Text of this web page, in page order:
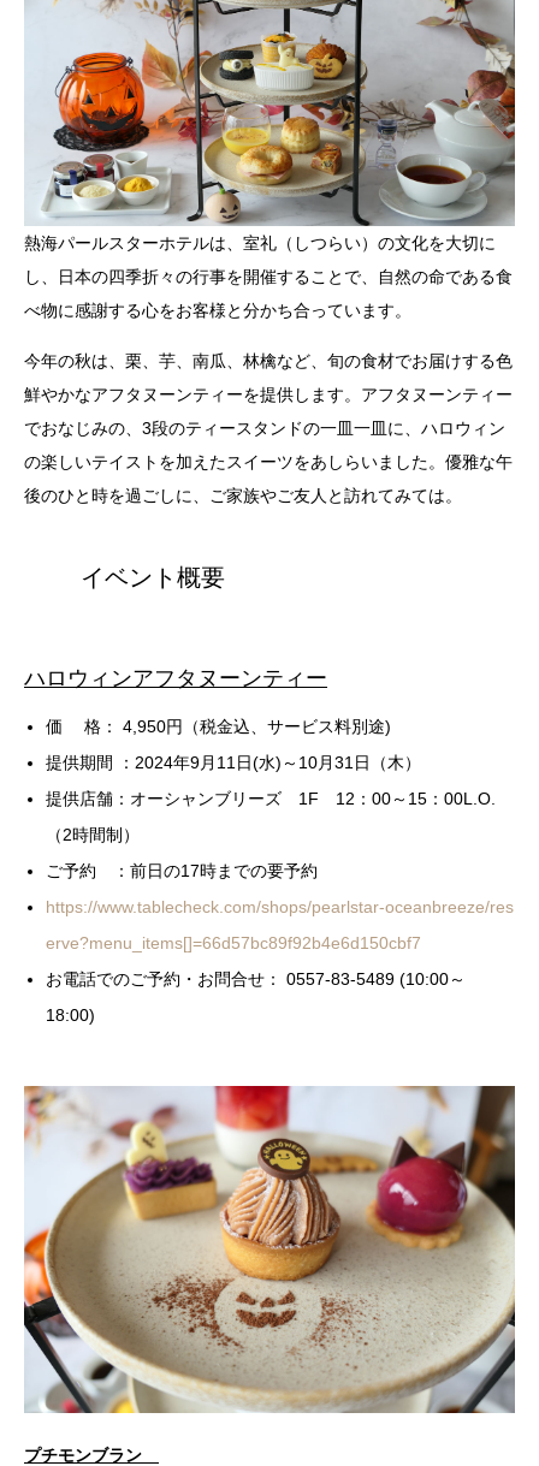
熱海パールスターホテルは、室礼（しつらい）の文化を大切に
し、日本の四季折々の行事を開催することで、自然の命である食
べ物に感謝する心をお客様と分かち合っています。
今年の秋は、栗、芋、南瓜、林檎など、旬の食材でお届けする色
鮮やかなアフタヌーンティーを提供します。アフタヌーンティー
でおなじみの、3段のティースタンドの一皿一皿に、ハロウィン
の楽しいテイストを加えたスイーツをあしらいました。優雅な午
後のひと時を過ごしに、ご家族やご友人と訪れてみては。
イベント概要
ハロウィンアフタヌーンティー
価 格： 4,950円（税金込、サービス料別途)
提供期間 ：2024年9月11日(水)～10月31日（木）
提供店舗：オーシャンブリーズ 1F 12：00～15：00L.O.
（2時間制）
ご予約 ：前日の17時までの要予約
https://www.tablecheck.com/shops/pearlstar-oceanbreeze/res
erve?menu_items[]=66d57bc89f92b4e6d150cbf7
お電話でのご予約・お問合せ： 0557-83-5489 (10:00～
18:00)
プチモンブラン